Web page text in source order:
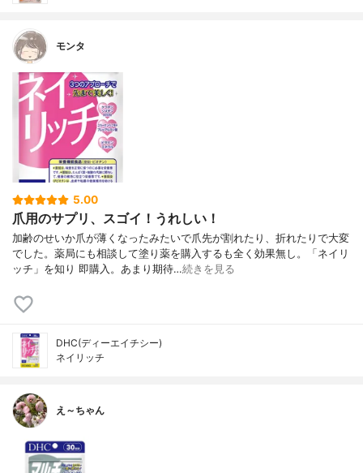
モンタ
5.00
爪用のサプリ、スゴイ！うれしい！
加齢のせいか爪が薄くなったみたいで爪先が割れたり、折れたりで大変
でした。薬局にも相談して塗り薬を購入するも全く効果無し。「ネイリ
ッチ」を知り 即購入。あまり期待…続きを見る
DHC(ディーエイチシー)
ネイリッチ
え～ちゃん